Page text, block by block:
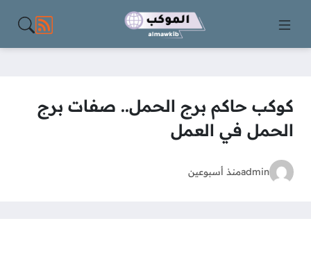
مواقع
كوكب حاكم برج الحمل.. صفات برج
الحمل في العمل
adminمنذ أسبوعين